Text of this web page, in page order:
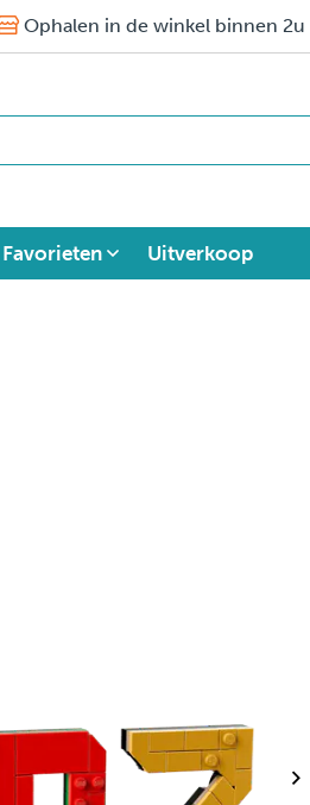
Ophalen in de winkel binnen 2u
Favorieten Uitverkoop